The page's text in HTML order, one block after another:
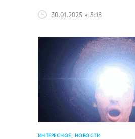
30.01.2025 в 5:18
ИНТЕРЕСНОЕ, НОВОСТИ